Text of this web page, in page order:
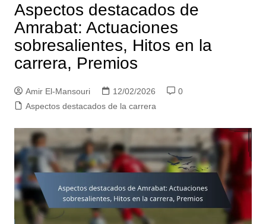
Aspectos destacados de
Amrabat: Actuaciones
sobresalientes, Hitos en la
carrera, Premios
Amir El-Mansouri 12/02/2026
0
Aspectos destacados de la carrera